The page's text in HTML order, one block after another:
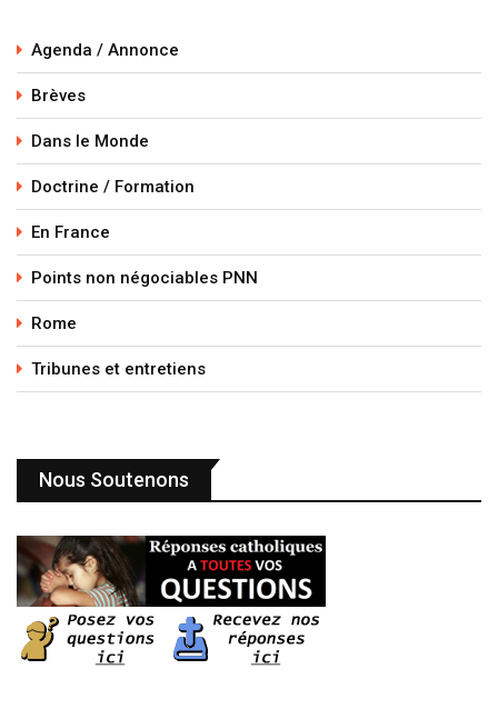
Agenda / Annonce
Brèves
Dans le Monde
Doctrine / Formation
En France
Points non négociables PNN
Rome
Tribunes et entretiens
Nous Soutenons